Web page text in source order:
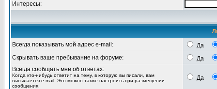
Интересы:
Всегда показывать мой адрес e-mail:
Да
Скрывать ваше пребывание на форуме:
Да
Всегда сообщать мне об ответах:
Когда кто-нибудь ответит на тему, в которую вы писали, вам
высылается e-mail. Это можно также настроить при размещении
сообщения.
Да